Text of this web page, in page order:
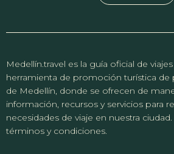
Medellín.travel es la guía oficial de
herramienta de promoción turística de
de Medellín, donde se ofrecen de
información, recursos y servicios para
necesidades de viaje en nuestra
términos y condiciones.